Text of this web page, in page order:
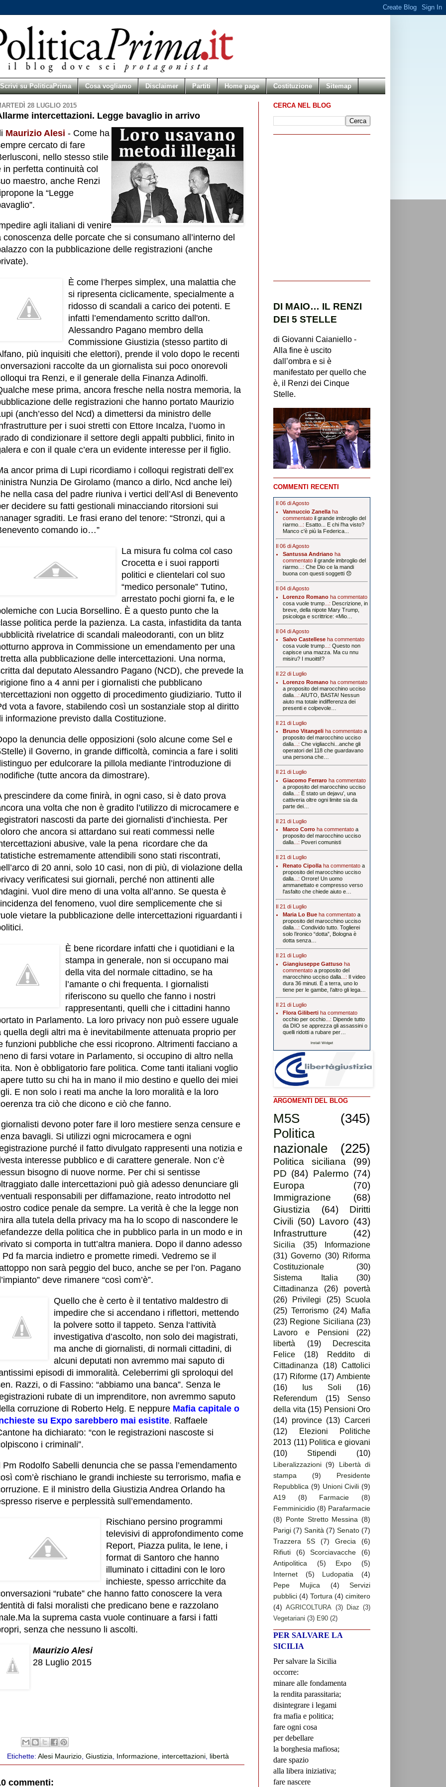
Scrivi su PoliticaPrima Cosa vogliamo Disclaimer Partiti Home page Costituzione Sitemap
28 LUGLIO 2015
intercettazioni. Legge bavaglio in arrivo
Maurizio Alesi - Come ha
cercato di fare
nello stesso stile
in perfetta continuità col
maestro, anche Renzi
la “Legge
agli italiani di venire
conoscenza delle porcate che si consumano all’interno del
con la pubblicazione delle registrazioni (anche
È come l’herpes simplex, una malattia che
si ripresenta ciclicamente, specialmente a
ridosso di scandali a carico dei potenti. E
infatti l’emendamento scritto dall'on.
Alessandro Pagano membro della
Commissione Giustizia (stesso partito di
più inquisiti che elettori), prende il volo dopo le recenti
raccolte da un giornalista sui poco onorevoli
tra Renzi, e il generale della Finanza Adinolfi.
mese prima, ancora fresche nella nostra memoria, la
delle registrazioni che hanno portato Maurizio
(anch’esso del Ncd) a dimettersi da ministro delle
per i suoi stretti con Ettore Incalza, l’uomo in
di condizionare il settore degli appalti pubblici, finito in
e con il quale c’era un evidente interesse per il figlio.
ancor prima di Lupi ricordiamo i colloqui registrati dell’ex
Nunzia De Girolamo (manco a dirlo, Ncd anche lei)
nella casa del padre riuniva i vertici dell’Asl di Benevento
decidere su fatti gestionali minacciando ritorsioni sui
sgraditi. Le frasi erano del tenore: “Stronzi, qui a
comando io…”
La misura fu colma col caso
Crocetta e i suoi rapporti
politici e clientelari col suo
“medico personale” Tutino,
arrestato pochi giorni fa, e le
con Lucia Borsellino. È a questo punto che la
politica perde la pazienza. La casta, infastidita da tanta
rivelatrice di scandali maleodoranti, con un blitz
approva in Commissione un emendamento per una
alla pubblicazione delle intercettazioni. Una norma,
dal deputato Alessandro Pagano (NCD), che prevede la
fino a 4 anni per i giornalisti che pubblicano
non oggetto di procedimento giudiziario. Tutto il
vota a favore, stabilendo così un sostanziale stop al diritto
informazione previsto dalla Costituzione.
la denuncia delle opposizioni (solo alcune come Sel e
il Governo, in grande difficoltà, comincia a fare i soliti
per edulcorare la pillola mediante l’introduzione di
(tutte ancora da dimostrare).
prescindere da come finirà, in ogni caso, si è dato prova
una volta che non è gradito l’utilizzo di microcamere e
nascosti da parte dei giornalisti d’inchiesta. Per
che ancora si attardano sui reati commessi nelle
abusive, vale la pena ricordare che da
estremamente attendibili sono stati riscontrati,
di 20 anni, solo 10 casi, non di più, di violazione della
verificatesi sui giornali, perché non attinenti alle
Vuol dire meno di una volta all’anno. Se questa è
del fenomeno, vuol dire semplicemente che si
vietare la pubblicazione delle intercettazioni riguardanti i
È bene ricordare infatti che i quotidiani e la
stampa in generale, non si occupano mai
della vita del normale cittadino, se ha
l’amante o chi frequenta. I giornalisti
riferiscono su quello che fanno i nostri
rappresentanti, quelli che i cittadini hanno
in Parlamento. La loro privacy non può essere uguale
quella degli altri ma è inevitabilmente attenuata proprio per
funzioni pubbliche che essi ricoprono. Altrimenti facciano a
di farsi votare in Parlamento, si occupino di altro nella
Non è obbligatorio fare politica. Come tanti italiani voglio
tutto su chi ha in mano il mio destino e quello dei miei
E non solo i reati ma anche la loro moralità e la loro
tra ciò che dicono e ciò che fanno.
devono poter fare il loro mestiere senza censure e
bavagli. Si utilizzi ogni microcamera e ogni
purché il fatto divulgato rappresenti una notizia e
interesse pubblico e di carattere generale. Non c’è
bisogno di nuove norme. Per chi si sentisse
dalle intercettazioni può già adesso denunciare gli
responsabili per diffamazione, reato introdotto nel
codice penale da sempre. La verità è che la legge non
alla tutela della privacy ma ha lo scopo di nascondere le
della politica che in pubblico parla in un modo e in
si comporta in tutt’altra maniera. Dopo il danno adesso
Pd fa marcia indietro e promette rimedi. Vedremo se il
non sarà peggio del buco, anche se per l’on. Pagano
deve rimanere “così com’è”.
Quello che è certo è il tentativo maldestro di
impedire che si accendano i riflettori, mettendo
la polvere sotto il tappeto. Senza l‘attività
investigativa d’ascolto, non solo dei magistrati,
ma anche di giornalisti, di normali cittadini, di
alcuni deputati non avremmo mai saputo di
episodi di immoralità. Celeberrimi gli sproloqui del
Razzi, o di Fassino: “abbiamo una banca”. Senza le
rubate di un imprenditore, non avremmo saputo
corruzione di Roberto Helg. E neppure Mafia capitale o
su Expo sarebbero mai esistite. Raffaele
ha dichiarato: “con le registrazioni nascoste si
i criminali”.
Pm Rodolfo Sabelli denuncia che se passa l’emendamento
com’è rischiano le grandi inchieste su terrorismo, mafia e
E il ministro della Giustizia Andrea Orlando ha
riserve e perplessità sull’emendamento.
Rischiano persino programmi
televisivi di approfondimento come
Report, Piazza pulita, le Iene, i
format di Santoro che hanno
illuminato i cittadini con le loro
inchieste, spesso arricchite da
“rubate” che hanno fatto conoscere la vera
di falsi moralisti che predicano bene e razzolano
la suprema casta vuole continuare a farsi i fatti
senza che nessuno li ascolti.
Maurizio Alesi
28 Luglio 2015
Etichette:Alesi Maurizio ,Giustizia Informazione intercettazioni libertà
commenti:
CERCA NEL BLOG
DI MAIO… IL RENZI
DEI 5 STELLE
di Giovanni Caianiello -
Alla fine è uscito
dall’ombra e si è
manifestato per quello che
è, il Renzi dei Cinque
Stelle.
COMMENTI RECENTI
Il 06 di Agosto
Vannuccio Zanellaha
commentato il grande imbroglio del
riarmo...: Esatto... E chi l'ha visto?
Manco c'è più la Federica...
Il 06 di Agosto
Santussa Andrianoha
commentato il grande imbroglio del
riarmo...: Che Dio ce la mandi
buona con questi soggetti 😞
Il 04 di Agosto
Lorenzo Romanoha commentato
cosa vuole trump...: Descrizione, in
breve, della nipote Mary Trump,
psicologa e scrittrice: «Mio…
Il 04 di Agosto
Salvo Castelleseha commentato
cosa vuole trump...: Questo non
capisce una mazza. Ma cu nnu
misiru? I muoitti!?
Il 22 di Luglio
Lorenzo Romanoha commentato
a proposito del marocchino ucciso
dalla...: AIUTO, BASTA! Nessun
aiuto ma totale indifferenza dei
presenti e colpevole…
Il 21 di Luglio
Bruno Vitangeliha commentato a
proposito del marocchino ucciso
dalla...: Che vigliacchi...anche gli
operatori del 118 che guardavano
una persona che…
Il 21 di Luglio
Giacomo Ferraroha commentato
a proposito del marocchino ucciso
dalla...: È stato un dejavu’, una
cattiveria oltre ogni limite sia da
parte dei…
Il 21 di Luglio
Marco Corroha commentato a
proposito del marocchino ucciso
dalla...: Poveri comunisti
Il 21 di Luglio
Renato Cipollaha commentato a
proposito del marocchino ucciso
dalla...: Orrore! Un uomo
ammanettato e compresso verso
l'asfalto che chiede aiuto e…
Il 21 di Luglio
Maria Lo Bueha commentato a
proposito del marocchino ucciso
dalla...: Condivido tutto. Toglierei
solo l’ironico “dotta”, Bologna è
dotta senza…
Il 21 di Luglio
Giangiuseppe Gattusoha
commentato a proposito del
marocchino ucciso dalla...: Il video
dura 36 minuti. È a terra, uno lo
tiene per le gambe, l’altro gli lega…
Il 21 di Luglio
Flora Gilibertiha commentato
occhio per occhio...: Dipende tutto
da DIO se apprezza gli assassini o
quelli ridotti a rubare per…
Install Widget
ARGOMENTI DEL BLOG
M5S
(345)
Politica
nazionale
(225)
Politica siciliana
(99)
PD (84) Palermo (74)
Europa
(70)
Immigrazione
(68)
Giustizia
(64)
Diritti
Civili (50) Lavoro (43)
Infrastrutture
(42)
Sicilia (35)
Informazione
(31) Governo (30) Riforma
Costituzionale
(30)
Sistema Italia
(30)
Cittadinanza
(26)
povertà
(26)
Privilegi (25)
Scuola
(25) Terrorismo (24)
Mafia
(23) Regione Siciliana (23)
Lavoro e Pensioni
(22)
libertà
(19)
Decrescita
Felice
(18)
Reddito di
Cittadinanza
(18) Cattolici
(17) Riforme (17) Ambiente
(16)
Ius Soli
(16)
Referendum
(15)
Senso
della vita (15) Pensioni Oro
(14) province (13) Carceri
(12)
Elezioni Politiche
2013 (11) Politica e giovani
(10)
Stipendi (10)
Liberalizzazioni (9)
Libertà di
stampa
(9)
Presidente
Repubblica (9) Unioni Civili (9)
A19
(8) Farmacie
(8)
Femminicidio (8) Parafarmacie
(8) Ponte Stretto Messina (8)
Parigi (7) Sanità (7) Senato (7)
Trazzera 5S
(7) Grecia
(6)
Rifiuti
(6) Scorciavacche
(6)
Antipolitica
(5) Expo
(5)
Internet
(5) Ludopatia
(4)
Pepe Mujica
(4)
Servizi
pubblici (4) Tortura (4) cimitero
(4) AGRICOLTURA (3) Diaz (3)
Vegetariani (3) E90 (2)
PER SALVARE LA
SICILIA
Per salvare la Sicilia
occorre:
minare alle fondamenta
la rendita parassitaria;
disintegrare i legami
fra mafia e politica;
fare ogni cosa
per debellare
la borghesia mafiosa;
dare spazio
alla libera iniziativa;
fare nascere